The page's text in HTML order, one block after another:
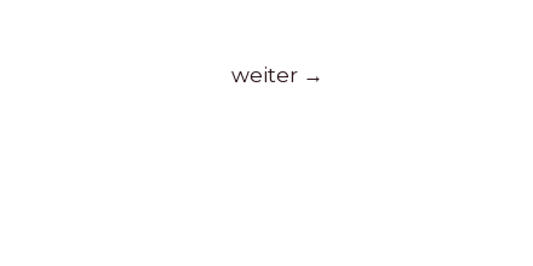
weiter →